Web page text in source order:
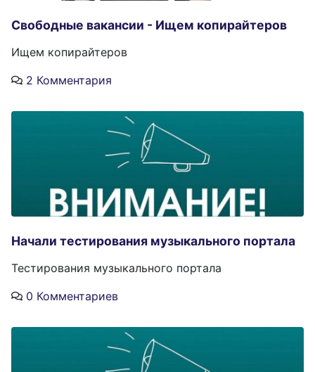
Свободные вакансии - Ищем копирайтеров
Ищем копирайтеров
2 Комментария
Начали тестирования музыкального портала
Тестирования музыкального портала
0 Комментариев